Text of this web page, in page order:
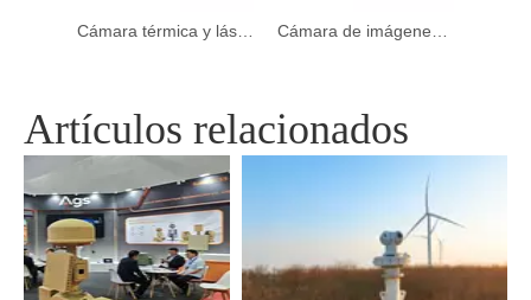
Artículos relacionados